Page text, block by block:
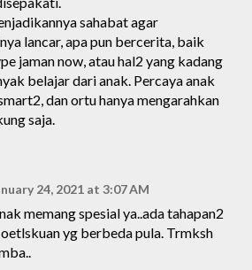
sahabat agar
lancar, apa pun bercerita, baik
jaman now, atau hal2 yang kadang
belajar dari anak. Percaya anak
dan ortu hanya mengarahkan
saja.
24, 2021 at 3:07 AM
memang spesial ya..ada tahapan2
yg berbeda pula. Trmksh